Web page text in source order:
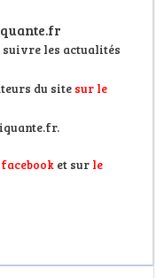
suivre les actualités
du site sur le
et sur le